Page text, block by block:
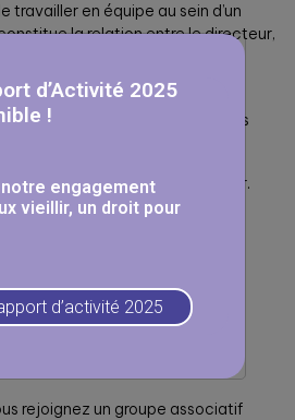
travailler en équipe au sein d’un
la relation entre le directeur,
coordonnateur.
pour vos qualités
de l’écoute, votre intérêt pour les
humaines.
goût pour transmettre et former.
du Conseil de l’Ordre des
rejoignez un groupe associatif
d’Activité 2025
!
engagement
vieillir, un droit pour
d’activité 2025